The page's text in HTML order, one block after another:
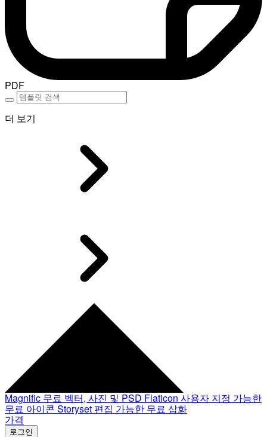
PDF
더 보기
Magnific 무료 벡터, 사진 및 PSD Flaticon 사용자 지정 가능한
무료 아이콘 Storyset 편집 가능한 무료 삽화
가격
로그인